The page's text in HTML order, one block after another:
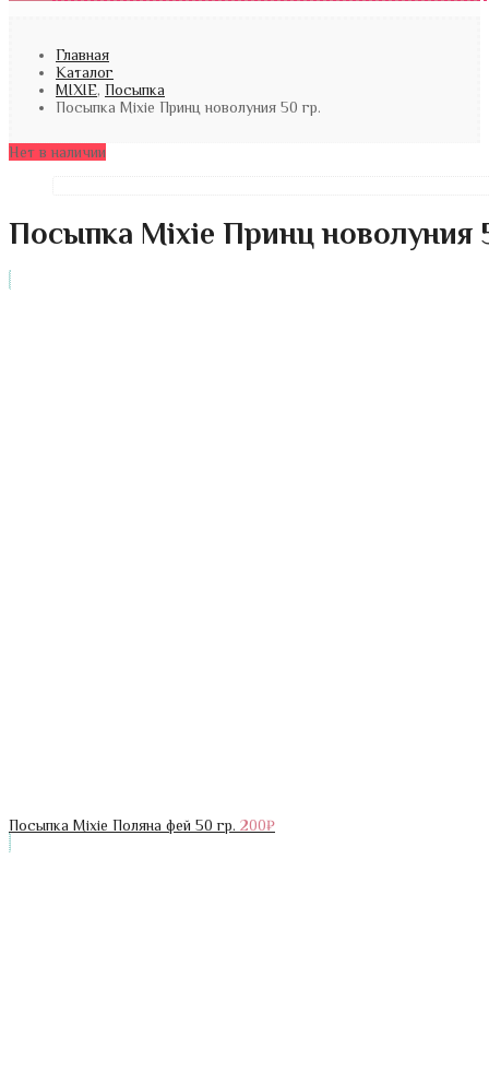
Главная
Каталог
MIXIE, Посыпка
Посыпка Mixie Принц новолуния 50 гр.
Нет в наличии
Посыпка Mixie Принц новолуния
Посыпка Mixie Поляна фей 50 гр. 200₽